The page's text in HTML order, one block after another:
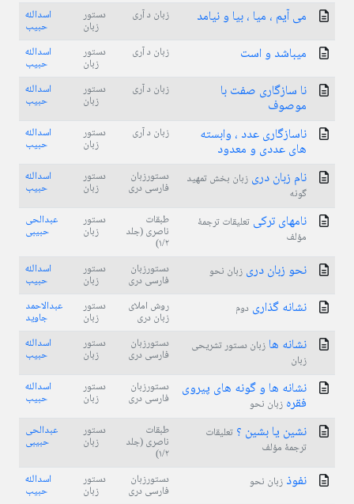
می آیم ، میا ، بیا و نیامد زبان د آری دستور
زبان
اسدالله
حبیب
میباشد و است زبان د آری دستور
زبان
اسدالله
حبیب
نا سازگاری صفت با
موصوف
زبان د آری دستور
زبان
اسدالله
حبیب
ناسازگاری عدد ، وابسته
های عددی و معدود
زبان د آری دستور
زبان
اسدالله
حبیب
نام زبان دری زبان بخش تمهید
گونه
دستورزبان
فارسی دری
دستور
زبان
اسدالله
حبیب
نامهای ترکی تعلیقات ترجمۀ
مؤلف
طبقات
ناصری (جلد
۱/۲)
دستور
زبان
عبدالحی
حبیبی
نحو زبان دری زبان نحو دستورزبان
فارسی دری
دستور
زبان
اسدالله
حبیب
نشانه گذاری دوم روش املای
زبان دری
دستور
زبان
عبدالاحمد
جاوید
نشانه ها زبان دستور تشریحی
زبان
دستورزبان
فارسی دری
دستور
زبان
اسدالله
حبیب
نشانه ها و گونه های پیروی
فقره زبان نحو
دستورزبان
فارسی دری
دستور
زبان
اسدالله
حبیب
نشين يا بشين ؟ تعلیقات
ترجمۀ مؤلف
طبقات
ناصری (جلد
۱/۲)
دستور
زبان
عبدالحی
حبیبی
نفوذ زبان نحو دستورزبان
فارسی دری
دستور
زبان
اسدالله
حبیب